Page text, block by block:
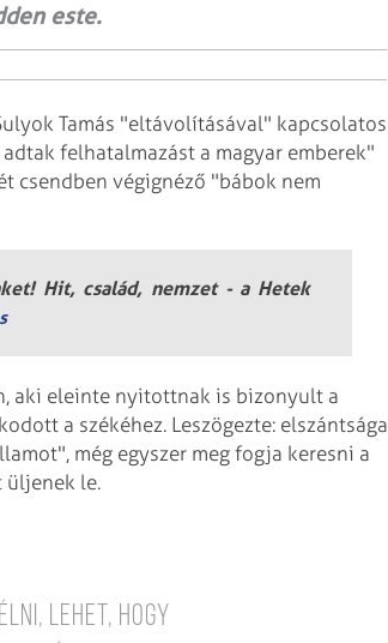
este.
Tamás "eltávolításával" kapcsolatos
felhatalmazást a magyar emberek"
csendben végignéző "bábok nem
Hit, család, nemzet - a Hetek
aki eleinte nyitottnak is bizonyult a
a székéhez. Leszögezte: elszántsága
még egyszer meg fogja keresni a
üljenek le.
lehet, hogy